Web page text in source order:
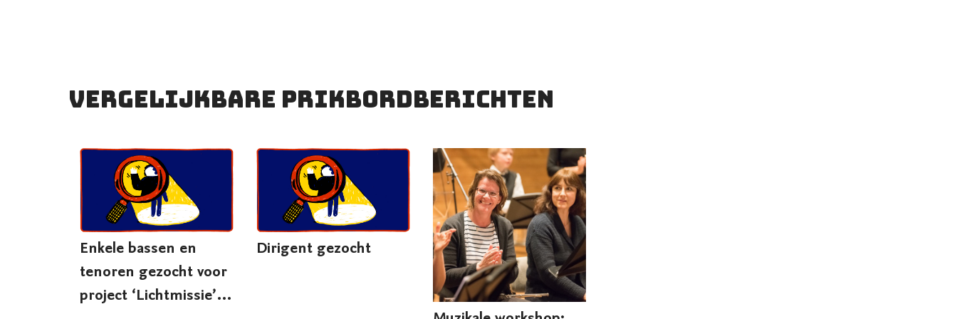
Vergelijkbare prikbordberichten
Enkele bassen en
tenoren gezocht voor
project ‘Lichtmissie’
Dirigent gezocht